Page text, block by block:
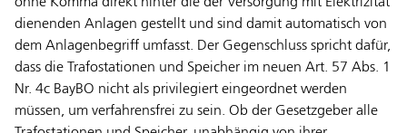
ohne Komma direkt hinter die der Versorgung mit Elektrizität
dienenden Anlagen gestellt und sind damit automatisch von
dem Anlagenbegriff umfasst. Der Gegenschluss spricht dafür,
dass die Trafostationen und Speicher im neuen Art. 57 Abs. 1
Nr. 4c BayBO nicht als privilegiert eingeordnet werden
müssen, um verfahrensfrei zu sein. Ob der Gesetzgeber alle